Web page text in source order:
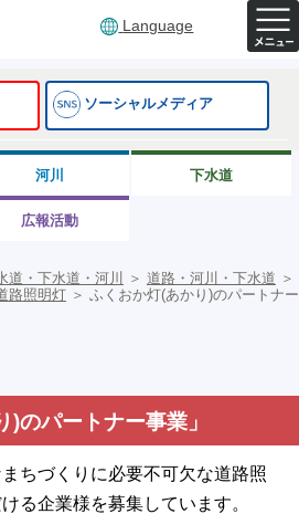
Language
ソーシャルメディア
河川 下水道
広報活動
道・下水道・河川 ＞ 道路・河川・下水道 ＞
路照明灯 ＞ ふくおか灯(あかり)のパートナー
)のパートナー事業」
ちづくりに必要不可欠な道路照
る企業様を募集しています。